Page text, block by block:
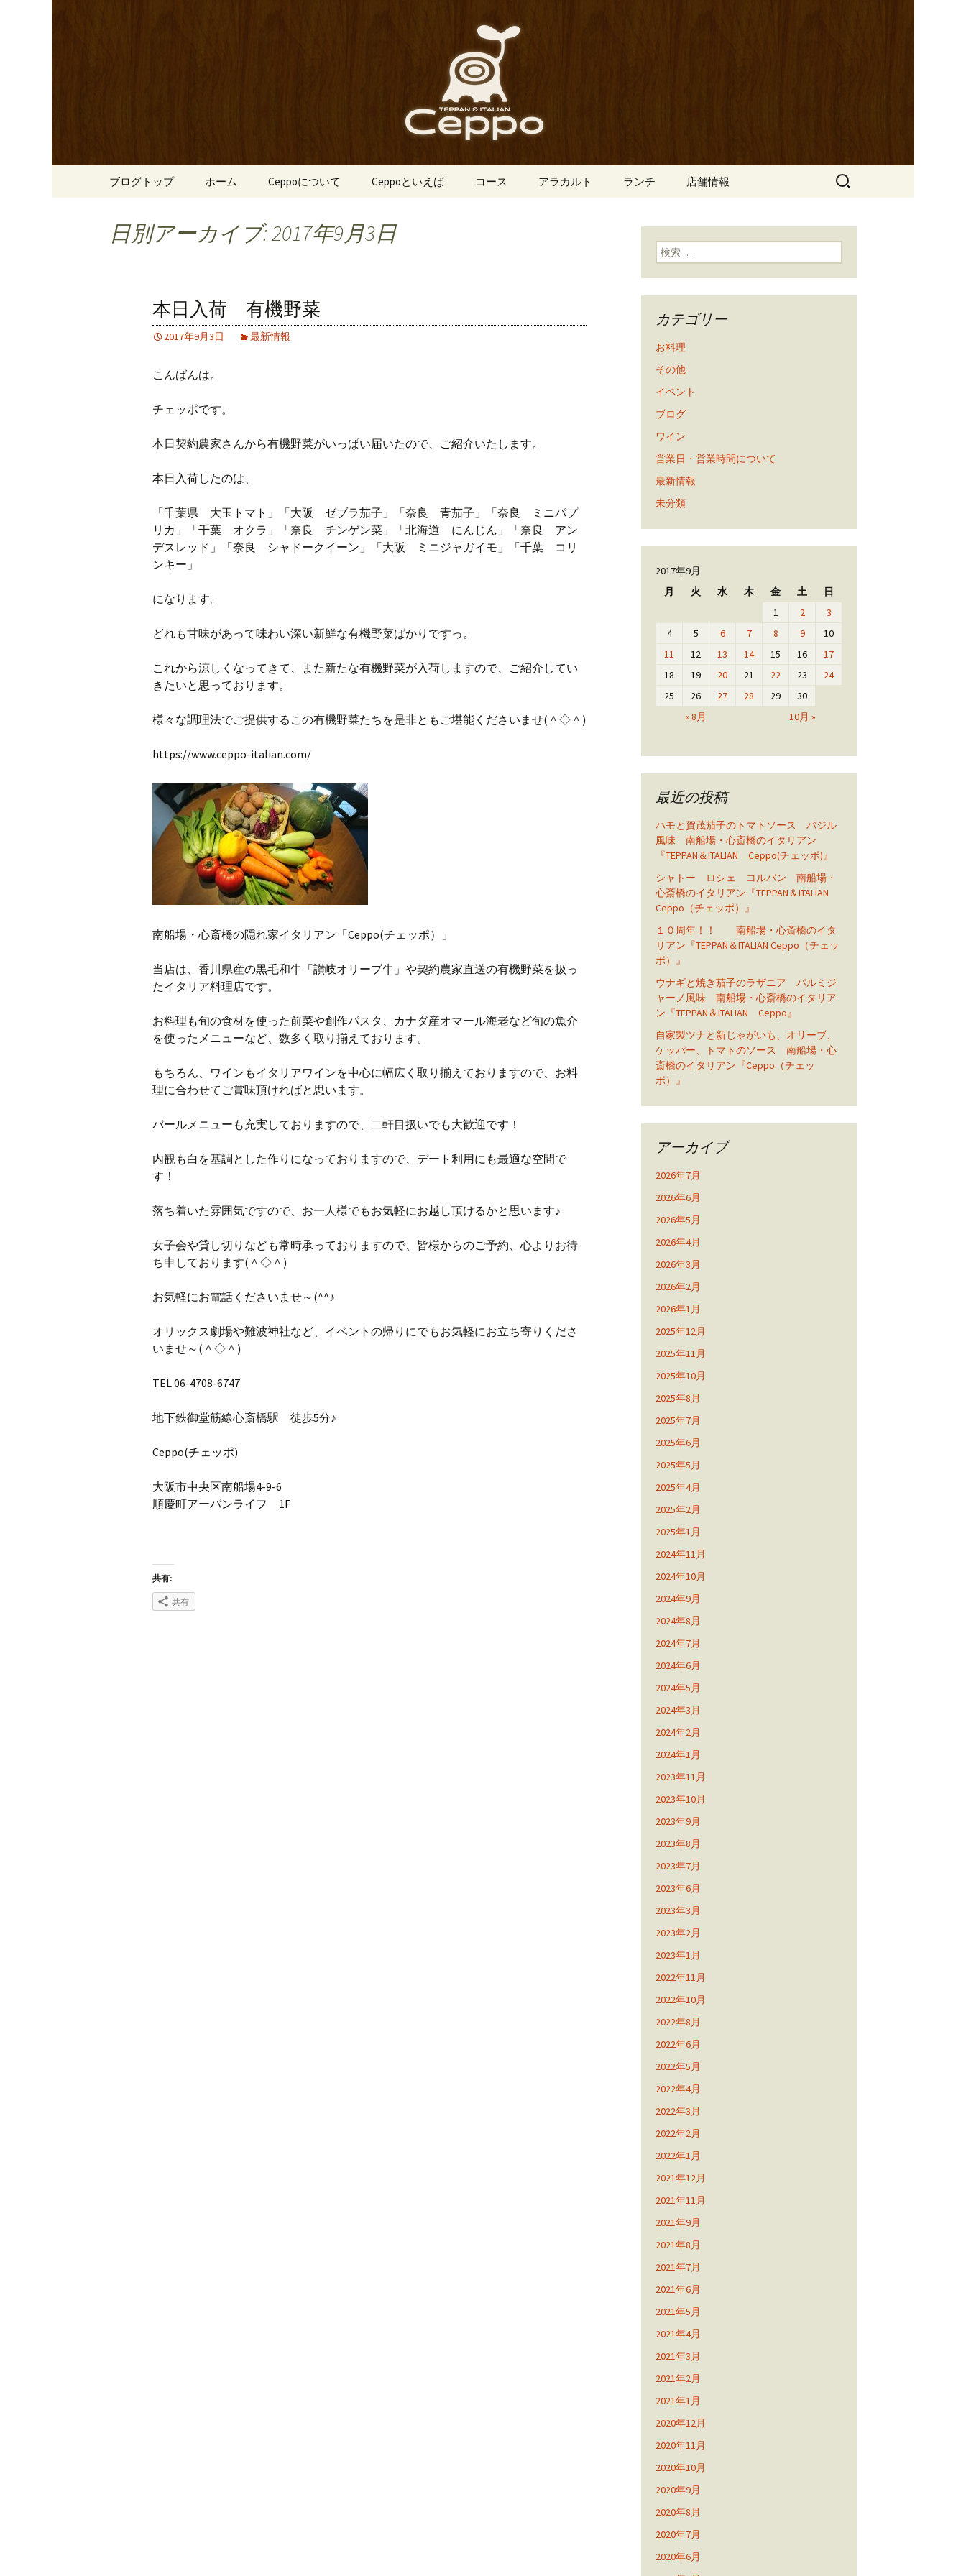
南船場・心斎橋のイタリアン
「Ceppo（チェッポ）」の公式ブログ
リーブ牛のステーキのほか、バルメニューも豊富にご用意。デートにも一人飲みのお客様にもぴった
コンテンツへ移動
ブログトップ ホーム Ceppoについて Ceppoといえば コース アラカルト ランチ 店舗情報
検
日別アーカイブ: 2017年9月3日
本日入荷 有機野菜
2017年9月3日 最新情報
こんばんは。
チェッポです。
本日契約農家さんから有機野菜がいっぱい届いたので、ご紹介いたします。
本日入荷したのは、
「千葉県 大玉トマト」「大阪 ゼブラ茄子」「奈良 青茄子」「奈良 ミニパプ
リカ」「千葉 オクラ」「奈良 チンゲン菜」「北海道 にんじん」「奈良 アン
デスレッド」「奈良 シャドークイーン」「大阪 ミニジャガイモ」「千葉 コリ
ンキー」
になります。
どれも甘味があって味わい深い新鮮な有機野菜ばかりですっ。
これから涼しくなってきて、また新たな有機野菜が入荷しますので、ご紹介してい
きたいと思っております。
様々な調理法でご提供するこの有機野菜たちを是非ともご堪能くださいませ(＾◇＾)
https://www.ceppo-italian.com/
南船場・心斎橋の隠れ家イタリアン「Ceppo(チェッポ）」
当店は、香川県産の黒毛和牛「讃岐オリーブ牛」や契約農家直送の有機野菜を扱っ
たイタリア料理店です。
お料理も旬の食材を使った前菜や創作パスタ、カナダ産オマール海老など旬の魚介
を使ったメニューなど、数多く取り揃えております。
もちろん、ワインもイタリアワインを中心に幅広く取り揃えておりますので、お料
理に合わせてご賞味頂ければと思います。
バールメニューも充実しておりますので、二軒目扱いでも大歓迎です！
内観も白を基調とした作りになっておりますので、デート利用にも最適な空間で
す！
落ち着いた雰囲気ですので、お一人様でもお気軽にお越し頂けるかと思います♪
女子会や貸し切りなども常時承っておりますので、皆様からのご予約、心よりお待
ち申しております(＾◇＾)
お気軽にお電話くださいませ～(^^♪
オリックス劇場や難波神社など、イベントの帰りにでもお気軽にお立ち寄りくださ
いませ～(＾◇＾)
TEL 06-4708-6747
地下鉄御堂筋線心斎橋駅 徒歩5分♪
Ceppo(チェッポ)
大阪市中央区南船場4-9-6
順慶町アーバンライフ 1F
共有:
共有
検索:
カテゴリー
お料理
その他
イベント
ブログ
ワイン
営業日・営業時間について
最新情報
未分類
2017年9月
月
火 水 木 金 土 日
« 8月 10月 »
1 2
3
4
5 6 7 8 9
10
11
12 13 14 15 16
17
18
19 20 21 22 23
24
25
26 27 28 29 30
最近の投稿
ハモと賀茂茄子のトマトソース バジル
風味 南船場・心斎橋のイタリアン
『TEPPAN＆ITALIAN Ceppo(チェッポ)』
シャトー ロシェ コルバン 南船場・
心斎橋のイタリアン『TEPPAN＆ITALIAN
Ceppo（チェッポ）』
１０周年！！ 南船場・心斎橋のイタ
リアン『TEPPAN＆ITALIAN Ceppo（チェッ
ポ）』
ウナギと焼き茄子のラザニア パルミジ
ャーノ風味 南船場・心斎橋のイタリア
ン『TEPPAN＆ITALIAN Ceppo』
自家製ツナと新じゃがいも、オリーブ、
ケッパー、トマトのソース 南船場・心
斎橋のイタリアン『Ceppo（チェッ
ポ）』
アーカイブ
2026年7月
2026年6月
2026年5月
2026年4月
2026年3月
2026年2月
2026年1月
2025年12月
2025年11月
2025年10月
2025年8月
2025年7月
2025年6月
2025年5月
2025年4月
2025年2月
2025年1月
2024年11月
2024年10月
2024年9月
2024年8月
2024年7月
2024年6月
2024年5月
2024年3月
2024年2月
2024年1月
2023年11月
2023年10月
2023年9月
2023年8月
2023年7月
2023年6月
2023年3月
2023年2月
2023年1月
2022年11月
2022年10月
2022年8月
2022年6月
2022年5月
2022年4月
2022年3月
2022年2月
2022年1月
2021年12月
2021年11月
2021年9月
2021年8月
2021年7月
2021年6月
2021年5月
2021年4月
2021年3月
2021年2月
2021年1月
2020年12月
2020年11月
2020年10月
2020年9月
2020年8月
2020年7月
2020年6月